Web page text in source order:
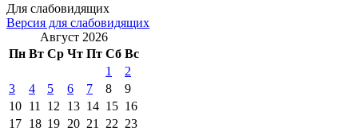
Для слабовидящих
Версия для слабовидящих
Август 2026
Пн Вт Ср Чт Пт Сб Вс
1
2
3
4 5 6 7 8
9
10 11 12 13 14 15 16
17 18 19 20 21 22 23